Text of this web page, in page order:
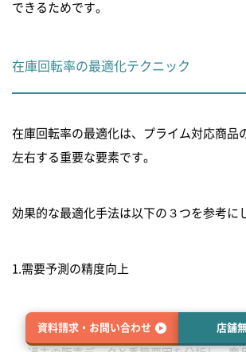
資料請求・お問い合わせ 店舗
できるためです。
在庫回転率の最適化テクニック
在庫回転率の最適化は、プライム対応商品
左右する重要な要素です。
効果的な最適化手法は以下の３つを参考に
1.需要予測の精度向上